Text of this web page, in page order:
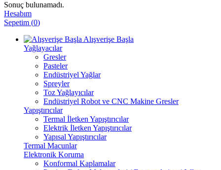
Sonuç bulunamadı.
Hesabım
Sepetim (0)
Alışverişe Başla
Yağlayacılar
Gresler
Pasteler
Endüstriyel Yağlar
Spreyler
Toz Yağlayıcılar
Endüstriyel Robot ve CNC Makine Gresler
Yapıştırıcılar
Termal İletken Yapıştırıcılar
Elektrik İletken Yapıştırıcılar
Yapısal Yapıştırıcılar
Termal Macunlar
Elektronik Koruma
Konformal Kaplamalar